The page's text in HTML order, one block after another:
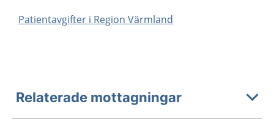
Patientavgifter i Region Värmland
Relaterade mottagningar